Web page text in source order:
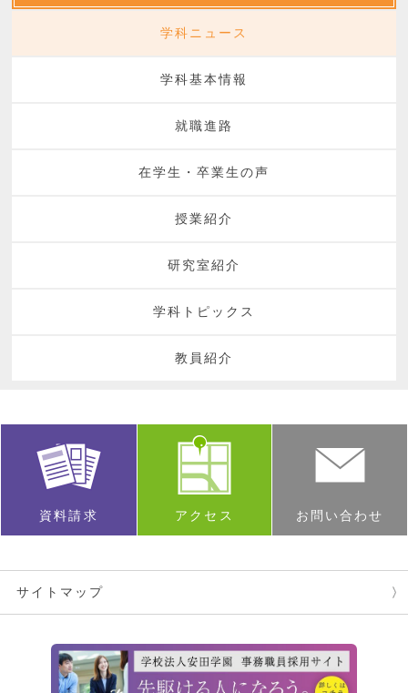
学科ニュース
学科基本情報
就職進路
在学生・卒業生の声
授業紹介
研究室紹介
学科トピックス
教員紹介
資料請求 アクセス お問い合わせ
サイトマップ